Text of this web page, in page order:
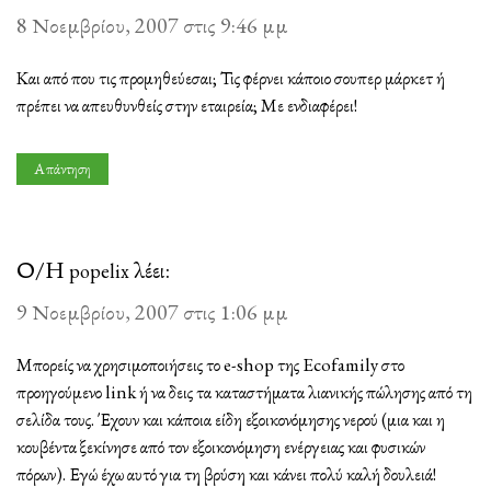
8 Νοεμβρίου, 2007 στις 9:46 μμ
Και από που τις προμηθεύεσαι; Τις φέρνει κάποιο σουπερ μάρκετ ή
πρέπει να απευθυνθείς στην εταιρεία; Με ενδιαφέρει!
Απάντηση
Ο/Η popelixλέει:
9 Νοεμβρίου, 2007 στις 1:06 μμ
Μπορείς να χρησιμοποιήσεις το e-shop της Ecofamily στο
προηγούμενο link ή να δεις τα καταστήματα λιανικής πώλησης από τη
σελίδα τους. Έχουν και κάποια είδη εξοικονόμησης νερού (μια και η
κουβέντα ξεκίνησε από τον εξοικονόμηση ενέργειας και φυσικών
πόρων). Εγώ έχω αυτό για τη βρύση και κάνει πολύ καλή δουλειά!